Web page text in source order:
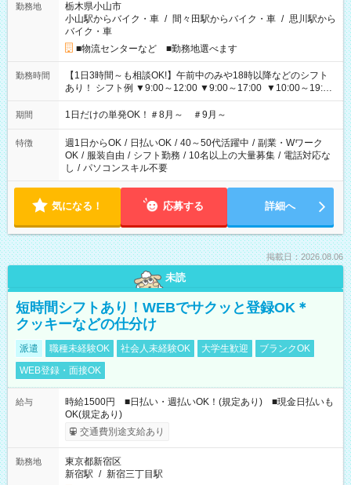
勤務地
栃木県小山市
小山駅からバイク・車 / 間々田駅からバイク・車 / 思川駅から
バイク・車
■物流センターなど ■勤務地選べます
勤務時間
【1日3時間～も相談OK!】午前中のみや18時以降などのシフト
あり！ シフト例 ▼9:00～12:00 ▼9:00～17:00 ▼10:00～19:00
▼18:00～21:00
期間 1日だけの単発OK！＃8月～ ＃9月～
特徴 週1日からOK / 日払いOK / 40～50代活躍中 / 副業・Wワーク
OK / 服装自由 / シフト勤務 / 10名以上の大量募集 / 電話対応な
し / パソコンスキル不要
気になる！ 応募する 詳細へ
掲載日：2026.08.06
未読
短時間シフトあり！WEBでサクッと登録OK＊
クッキーなどの仕分け
派遣 職種未経験OK 社会人未経験OK 大学生歓迎
ブランクOK
WEB登録・面接OK
給与
時給1500円 ■日払い・週払いOK！(規定あり) ■現金日払いも
OK(規定あり)
交通費別途支給あり
勤務地
東京都新宿区
新宿駅 / 新宿三丁目駅